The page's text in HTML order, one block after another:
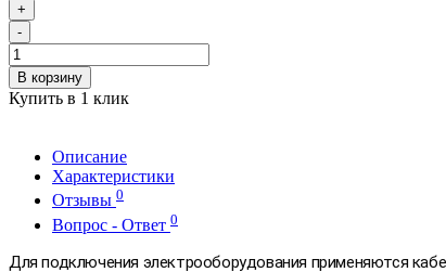
+
-
В корзину
Купить в 1 клик
Описание
Характеристики
Отзывы 0
Вопрос - Ответ 0
Для подключения электрооборудования применяются